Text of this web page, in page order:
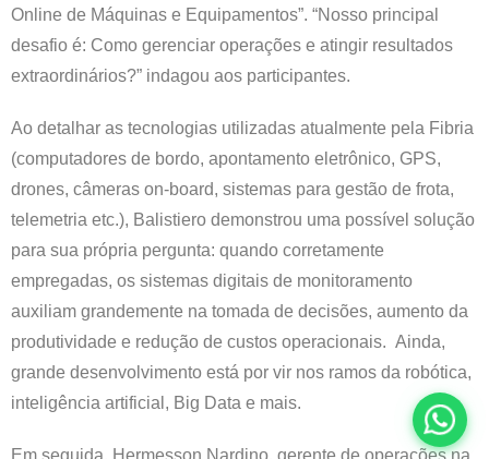
Online de Máquinas e Equipamentos”. “Nosso principal
desafio é: Como gerenciar operações e atingir resultados
extraordinários?” indagou aos participantes.
Ao detalhar as tecnologias utilizadas atualmente pela Fibria
(computadores de bordo, apontamento eletrônico, GPS,
drones, câmeras on-board, sistemas para gestão de frota,
telemetria etc.), Balistiero demonstrou uma possível solução
para sua própria pergunta: quando corretamente
empregadas, os sistemas digitais de monitoramento
auxiliam grandemente na tomada de decisões, aumento da
produtividade e redução de custos operacionais. Ainda,
grande desenvolvimento está por vir nos ramos da robótica,
inteligência artificial, Big Data e mais.
Em seguida, Hermesson Nardino, gerente de operações na